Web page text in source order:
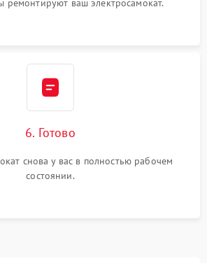
ремонтируют ваш электросамокат.
6. Готово
снова у вас в полностью рабочем
состоянии.